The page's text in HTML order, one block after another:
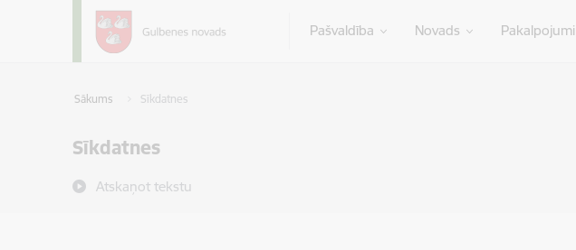
Pāriet uz lapas saturu
Pašvaldība Novads Pakalpojumi
Sākums Sīkdatnes
Sīkdatnes
Atskaņot tekstu